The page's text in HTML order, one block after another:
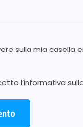
sulla mia casella
l’informativa